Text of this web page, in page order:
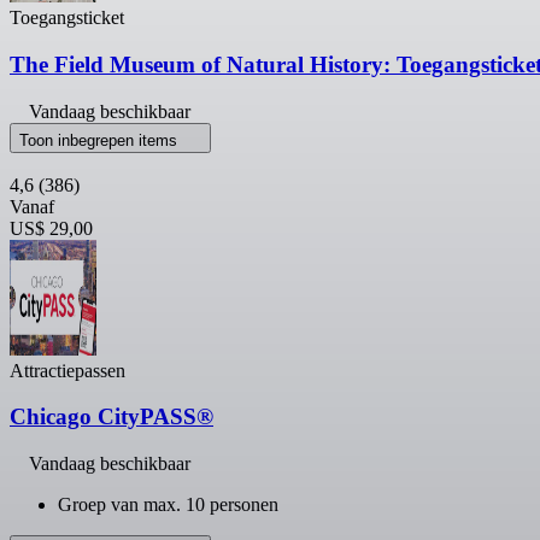
Toegangsticket
The Field Museum of Natural History:
Vandaag beschikbaar
Toon inbegrepen items
4,6 (386)
Vanaf
US$ 29,00
Attractiepassen
Chicago CityPASS®
Vandaag beschikbaar
Groep van max. 10 personen